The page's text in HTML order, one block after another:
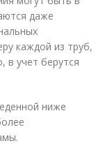
даже
каждой из труб,
в учет берутся
ниже